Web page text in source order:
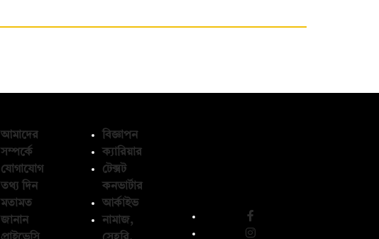
আমাদের
সম্পর্কে
যোগাযোগ
তথ্য দিন
মতামত
জানান
বিজ্ঞাপন
ক্যারিয়ার
টেক্সট
কনভার্টার
আর্কাইভ
নামাজ,